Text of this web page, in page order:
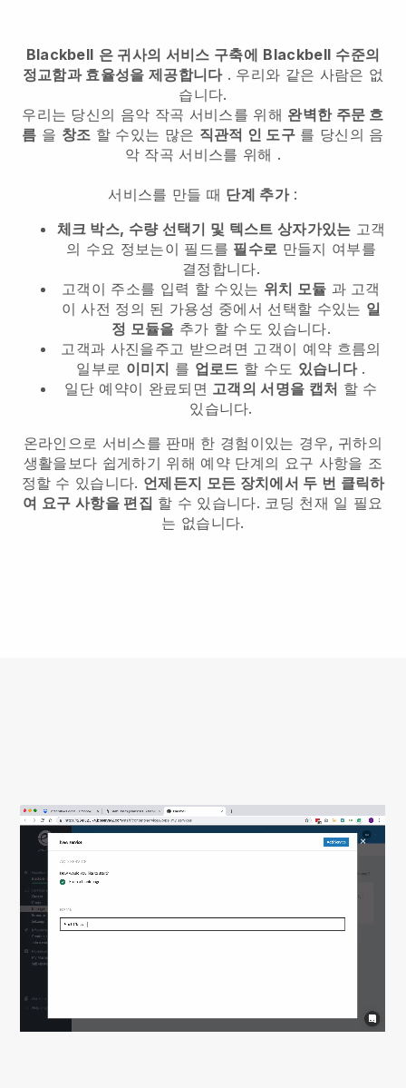
Blackbell 은 귀사의 서비스 구축에 Blackbell 수준의
정교함과 효율성을 제공합니다. 우리와 같은 사람은 없
습니다.
우리는 당신의 음악 작곡 서비스를 위해 완벽한 주문 흐
름 을 창조 할 수있는 많은 직관적 인 도구 를 당신의 음
악 작곡 서비스를 위해 .
서비스를 만들 때 단계 추가:
체크 박스, 수량 선택기 및 텍스트 상자가있는 고객
의 수요 정보는이 필드를 필수로 만들지 여부를
결정합니다.
고객이 주소를 입력 할 수있는 위치 모듈 과 고객
이 사전 정의 된 가용성 중에서 선택할 수있는 일
정 모듈을 추가 할 수도 있습니다.
고객과 사진을주고 받으려면 고객이 예약 흐름의
일부로 이미지 를 업로드 할 수도 있습니다.
일단 예약이 완료되면 고객의 서명을 캡처 할 수
있습니다.
온라인으로 서비스를 판매 한 경험이있는 경우, 귀하의
생활을보다 쉽게하기 위해 예약 단계의 요구 사항을 조
정할 수 있습니다. 언제든지 모든 장치에서 두 번 클릭하
여 요구 사항을 편집 할 수 있습니다. 코딩 천재 일 필요
는 없습니다.